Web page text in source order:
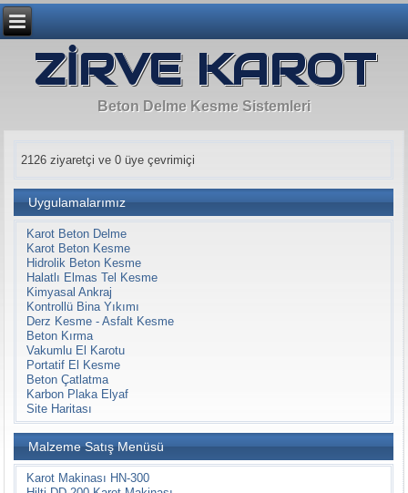
ZİRVE KAROT
Beton Delme Kesme Sistemleri
2126 ziyaretçi ve 0 üye çevrimiçi
Uygulamalarımız
Karot Beton Delme
Karot Beton Kesme
Hidrolik Beton Kesme
Halatlı Elmas Tel Kesme
Kimyasal Ankraj
Kontrollü Bina Yıkımı
Derz Kesme - Asfalt Kesme
Beton Kırma
Vakumlu El Karotu
Portatif El Kesme
Beton Çatlatma
Karbon Plaka Elyaf
Site Haritası
Malzeme Satış Menüsü
Karot Makinası HN-300